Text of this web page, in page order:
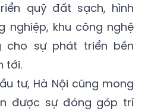
quỹ đất sạch, hình
nghiệp, khu công nghệ
cho sự phát triển bền
tới.
tư, Hà Nội cũng mong
được sự đóng góp trí